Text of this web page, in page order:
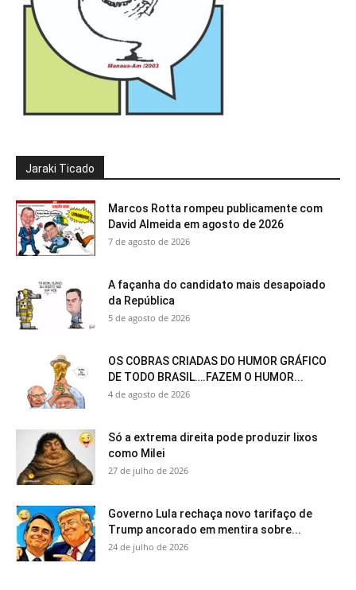
Jaraki Ticado
Marcos Rotta rompeu publicamente com
David Almeida em agosto de 2026
7 de agosto de 2026
A façanha do candidato mais desapoiado
da República
5 de agosto de 2026
OS COBRAS CRIADAS DO HUMOR GRÁFICO
DE TODO BRASIL….FAZEM O HUMOR...
4 de agosto de 2026
Só a extrema direita pode produzir lixos
como Milei
27 de julho de 2026
Governo Lula rechaça novo tarifaço de
Trump ancorado em mentira sobre...
24 de julho de 2026